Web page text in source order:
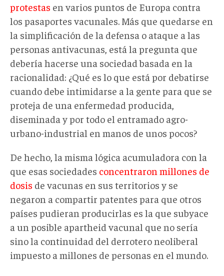
protestas en varios puntos de Europa contra
los pasaportes vacunales. Más que quedarse en
la simplificación de la defensa o ataque a las
personas antivacunas, está la pregunta que
debería hacerse una sociedad basada en la
racionalidad: ¿Qué es lo que está por debatirse
cuando debe intimidarse a la gente para que se
proteja de una enfermedad producida,
diseminada y por todo el entramado agro-
urbano-industrial en manos de unos pocos?
De hecho, la misma lógica acumuladora con la
que esas sociedades concentraron millones de
dosis de vacunas en sus territorios y se
negaron a compartir patentes para que otros
países pudieran producirlas es la que subyace
a un posible apartheid vacunal que no sería
sino la continuidad del derrotero neoliberal
impuesto a millones de personas en el mundo.